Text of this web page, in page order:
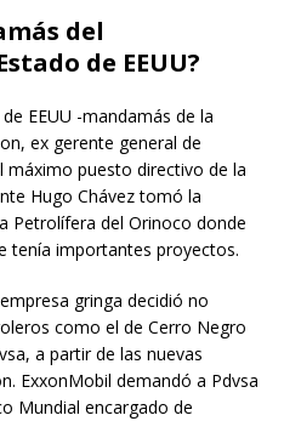
del
de EEUU?
EEUU -mandamás de la
ex gerente general de
máximo puesto directivo de la
Hugo Chávez tomó la
Petrolífera del Orinoco donde
tenía importantes proyectos.
gringa decidió no
como el de Cerro Negro
a partir de las nuevas
ExxonMobil demandó a Pdvsa
Mundial encargado de